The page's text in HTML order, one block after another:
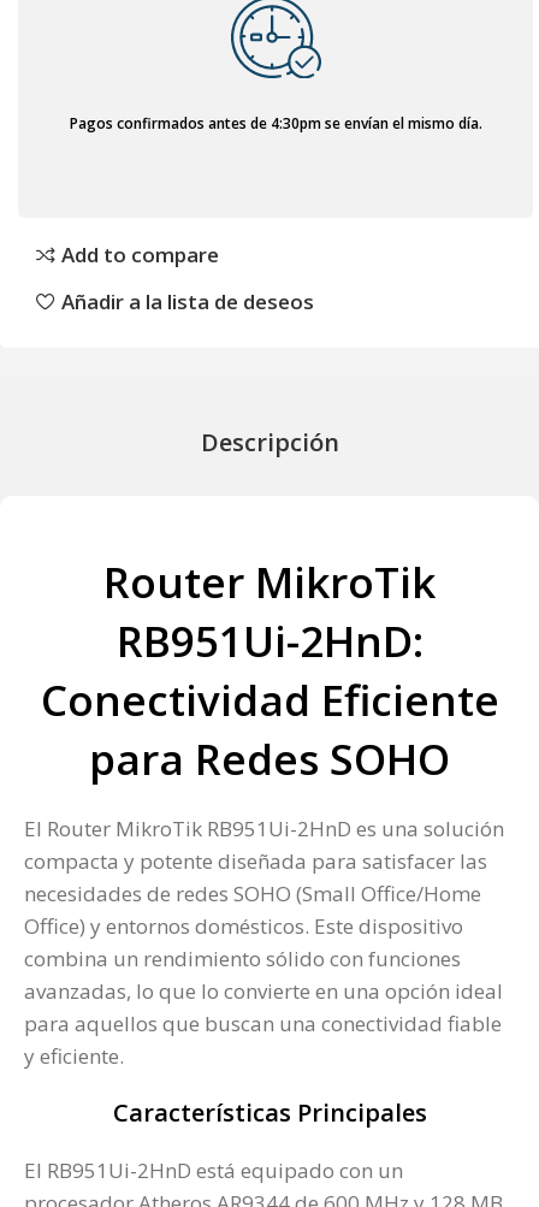
Pagos confirmados antes de 4:30pm se envían el mismo día.
Add to compare
Añadir a la lista de deseos
Descripción
Router MikroTik
RB951Ui-2HnD:
Conectividad Eficiente
para Redes SOHO
El Router MikroTik RB951Ui-2HnD es una solución
compacta y potente diseñada para satisfacer las
necesidades de redes SOHO (Small Office/Home
Office) y entornos domésticos. Este dispositivo
combina un rendimiento sólido con funciones
avanzadas, lo que lo convierte en una opción ideal
para aquellos que buscan una conectividad fiable
y eficiente.
Características Principales
El RB951Ui-2HnD está equipado con un